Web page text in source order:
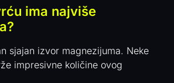
ima najviše
sjajan izvor magnezijuma. Neke
impresivne količine ovog